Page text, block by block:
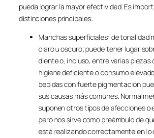
pueda lograr la mayor efectividad. Es
distinciones principales:
Manchas superficiales: de tonalidad
claro u oscuro; puede tener lugar
diente o, incluso, entre varias piezas
higiene deficiente o consumo
bebidas con fuerte pigmentación
sus causas más comunes.
suponen otros tipos de afecciones o
pero nos sirve como preámbulo de
está realizando correctamente en lo